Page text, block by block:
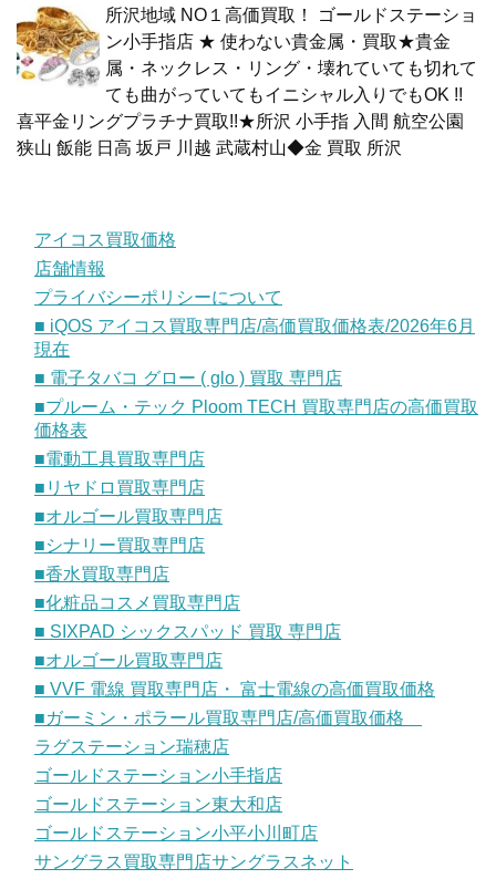
所沢地域 NO１高価買取！ ゴールドステーショ
ン小手指店 ★ 使わない貴金属・買取★貴金
属・ネックレス・リング・壊れていても切れて
ても曲がっていてもイニシャル入りでもOK !!
喜平金リングプラチナ買取!!★所沢 小手指 入間 航空公園
狭山 飯能 日高 坂戸 川越 武蔵村山◆金 買取 所沢
アイコス買取価格
店舗情報
プライバシーポリシーについて
■ iQOS アイコス買取専門店/高価買取価格表/2026年6月
現在
■ 電子タバコ グロー ( glo ) 買取 専門店
■プルーム・テック Ploom TECH 買取専門店の高価買取
価格表
■電動工具買取専門店
■リヤドロ買取専門店
■オルゴール買取専門店
■シナリー買取専門店
■香水買取専門店
■化粧品コスメ買取専門店
■ SIXPAD シックスパッド 買取 専門店
■オルゴール買取専門店
■ VVF 電線 買取専門店・ 富士電線の高価買取価格
■ガーミン・ポラール買取専門店/高価買取価格
ラグステーション瑞穂店
ゴールドステーション小手指店
ゴールドステーション東大和店
ゴールドステーション小平小川町店
サングラス買取専門店サングラスネット